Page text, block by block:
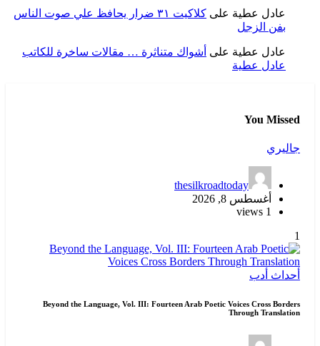
عادل عطية على
كلاكيت ٣١ ضرار يحافظ علي صوت الناس
بفن الزجل
عادل عطية على أشواك متناثرة … مقالات ساخرة للكاتب
عادل عطية
You Missed
جاليري
thesilkroadtoday
أغسطس 8, 2026
1 views
1
أحداث أدب
Beyond the Language, Vol. III: Fourteen Arab Poetic Voices Cross Borders
Through Translation